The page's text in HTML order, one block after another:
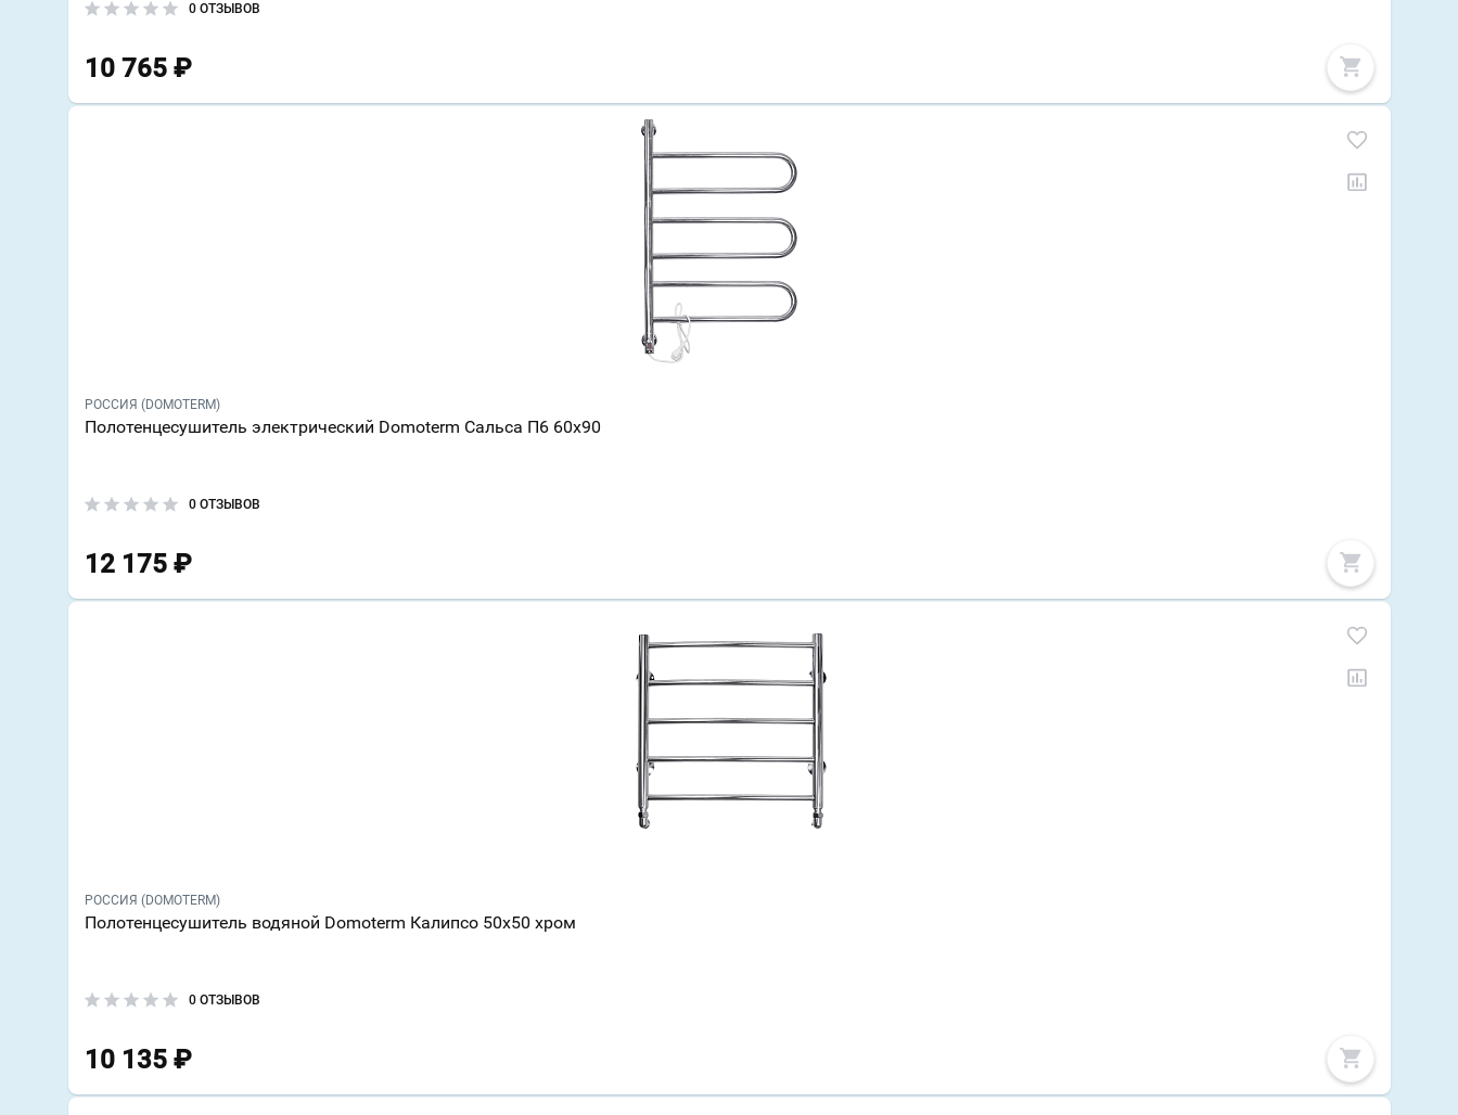
0 ОТЗЫВОВ
10 765 ₽
РОССИЯ (DOMOTERM)
Полотенцесушитель электрический Domoterm Сальса П6 60x90
0 ОТЗЫВОВ
12 175 ₽
РОССИЯ (DOMOTERM)
Полотенцесушитель водяной Domoterm Калипсо 50х50 хром
0 ОТЗЫВОВ
10 135 ₽